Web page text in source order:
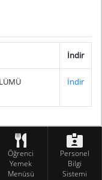
İndir
İndir
Öğrenci
Yemek
Menüsü
Personel
Bilgi
Sistemi